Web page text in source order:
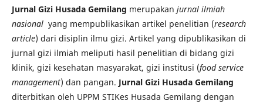
Jurnal Gizi Husada Gemilang merupakan jurnal ilmiah
nasionalyang mempublikasikan artikel penelitian (research
article) dari disiplin ilmu gizi. Artikel yang dipublikasikan di
jurnal gizi ilmiah meliputi hasil penelitian di bidang gizi
klinik, gizi kesehatan masyarakat, gizi institusi (food service
management) dan pangan. Jurnal Gizi Husada Gemilang
diterbitkan oleh UPPM STIKes Husada Gemilang dengan